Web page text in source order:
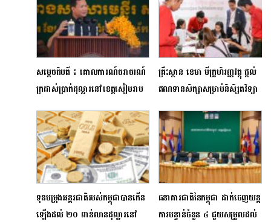
សម្តេចធិបតី ៖ គោលការណ៍ចរាចរណ៍
ក្រដាស់ប្រាក់ដុល្លារនៅខេត្តសៀមរាប
អនុវត្តនៅទូទាំងប្រទេស
គ្រឹះស្ថាន ខេមា មីក្រូហិរញ្ញវត្ថុ ផ្តល់
ឥណទានសិក្សាសម្រាប់និសិ្សតវិទ្យា
ទុនបម្រុងអន្តរជាតិរបស់កម្ពុជាបានកើន
ឡើងដល់ ២០ ពាន់លានដុល្លារនៅ
ធនាគារជាតិនៃកម្ពុជា ដាក់ចេញយន្ត
ការបន្ទាន់ចំនួន ៤​​ ជួយសម្រួលដល់